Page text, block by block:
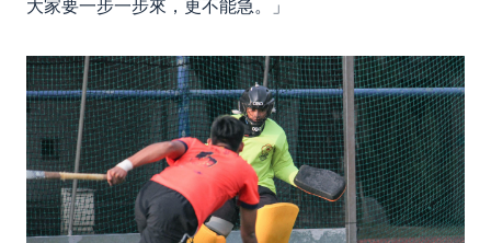
大家要一步一步來，更不能急。」